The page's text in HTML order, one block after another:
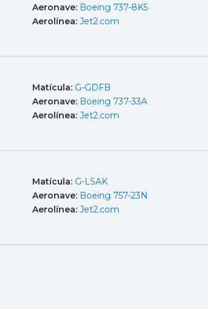
Aeronave: Boeing 737-8K5
Aerolínea: Jet2.com
Matícula: G-GDFB
Aeronave: Boeing 737-33A
Aerolínea: Jet2.com
Matícula: G-LSAK
Aeronave: Boeing 757-23N
Aerolínea: Jet2.com